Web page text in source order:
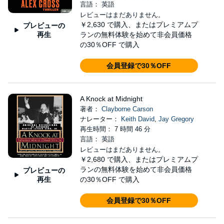
プレビューの
再生
言語： 英語
レビューはまだありません。
￥2,630 で購入、またはプレミアムプ
ランの無料体験を始めて非会員価格
の30％OFF で購入
会員登録で30％OFF
プレビューの
再生
A Knock at Midnight
著者： Clayborne Carson
ナレーター：
Keith David, Jay Gregory
再生時間： 7 時間 46 分
言語： 英語
レビューはまだありません。
￥2,680 で購入、またはプレミアムプ
ランの無料体験を始めて非会員価格
の30％OFF で購入
会員登録で30％OFF